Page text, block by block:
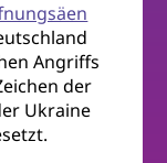
Angriffs
der
Ukraine